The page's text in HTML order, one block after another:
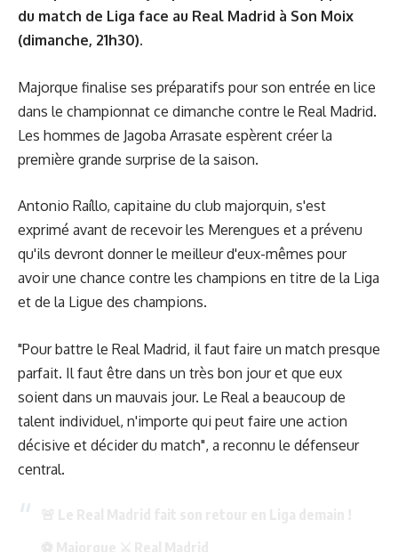
du match de Liga face au Real Madrid à Son Moix
(dimanche, 21h30).
Majorque finalise ses préparatifs pour son entrée en lice
dans le championnat ce dimanche contre le Real Madrid.
Les hommes de Jagoba Arrasate espèrent créer la
première grande surprise de la saison.
Antonio Raíllo, capitaine du club majorquin, s'est
exprimé avant de recevoir les Merengues et a prévenu
qu'ils devront donner le meilleur d'eux-mêmes pour
avoir une chance contre les champions en titre de la Liga
et de la Ligue des champions.
"Pour battre le Real Madrid, il faut faire un match presque
parfait. Il faut être dans un très bon jour et que eux
soient dans un mauvais jour. Le Real a beaucoup de
talent individuel, n'importe qui peut faire une action
décisive et décider du match", a reconnu le défenseur
central.